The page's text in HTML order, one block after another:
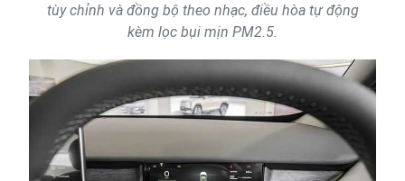
tùy chỉnh và đồng bộ theo nhạc, điều hòa tự động
kèm lọc bụi mịn PM2.5.